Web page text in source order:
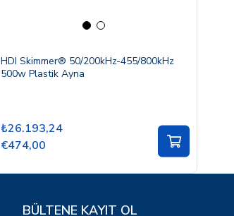
HDI Skimmer® 50/200kHz-455/800kHz
500w Plastik Ayna
₺26.193,24
€474,00
BÜLTENE KAYIT OL